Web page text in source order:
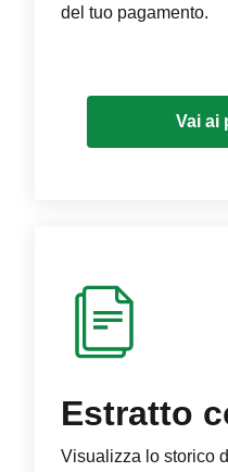
del tuo pagamento.
Vai ai
Estratto
Visualizza lo storico